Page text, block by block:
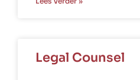
Legal Counsel